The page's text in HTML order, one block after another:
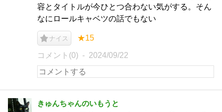
容とタイトルが今ひとつ合わない気がする。そん
なにロールキャベツの話でもない
ナイス ★15
コメント(0) 2024/09/22
きゅんちゃんのいもうと